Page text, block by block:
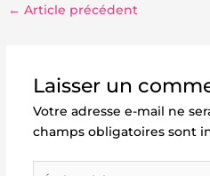
← Article précédent
Laisser un
Votre adresse e-mail ne
champs obligatoires sont